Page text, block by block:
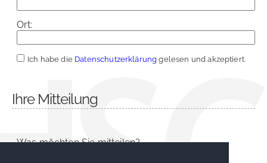
Ort:
Ich habe die Datenschutzerklärung gelesen und akzeptiert.
Ihre Mitteilung
Was möchten Sie mitteilen?